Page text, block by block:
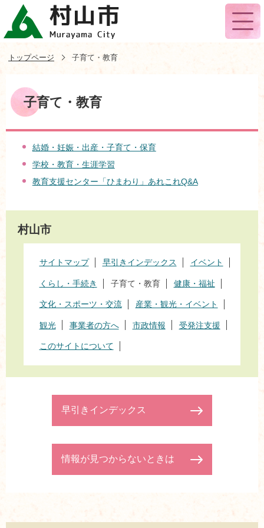
トップページ 子育て・教育
子育て・教育
結婚・妊娠・出産・子育て・保育
学校・教育・生涯学習
教育支援センター「ひまわり」あれこれQ&A
村山市
サイトマップ 早引きインデックス イベント
くらし・手続き 子育て・教育 健康・福祉
文化・スポーツ・交流 産業・観光・イベント
観光 事業者の方へ 市政情報 受発注支援
このサイトについて
早引きインデックス
情報が見つからないときは